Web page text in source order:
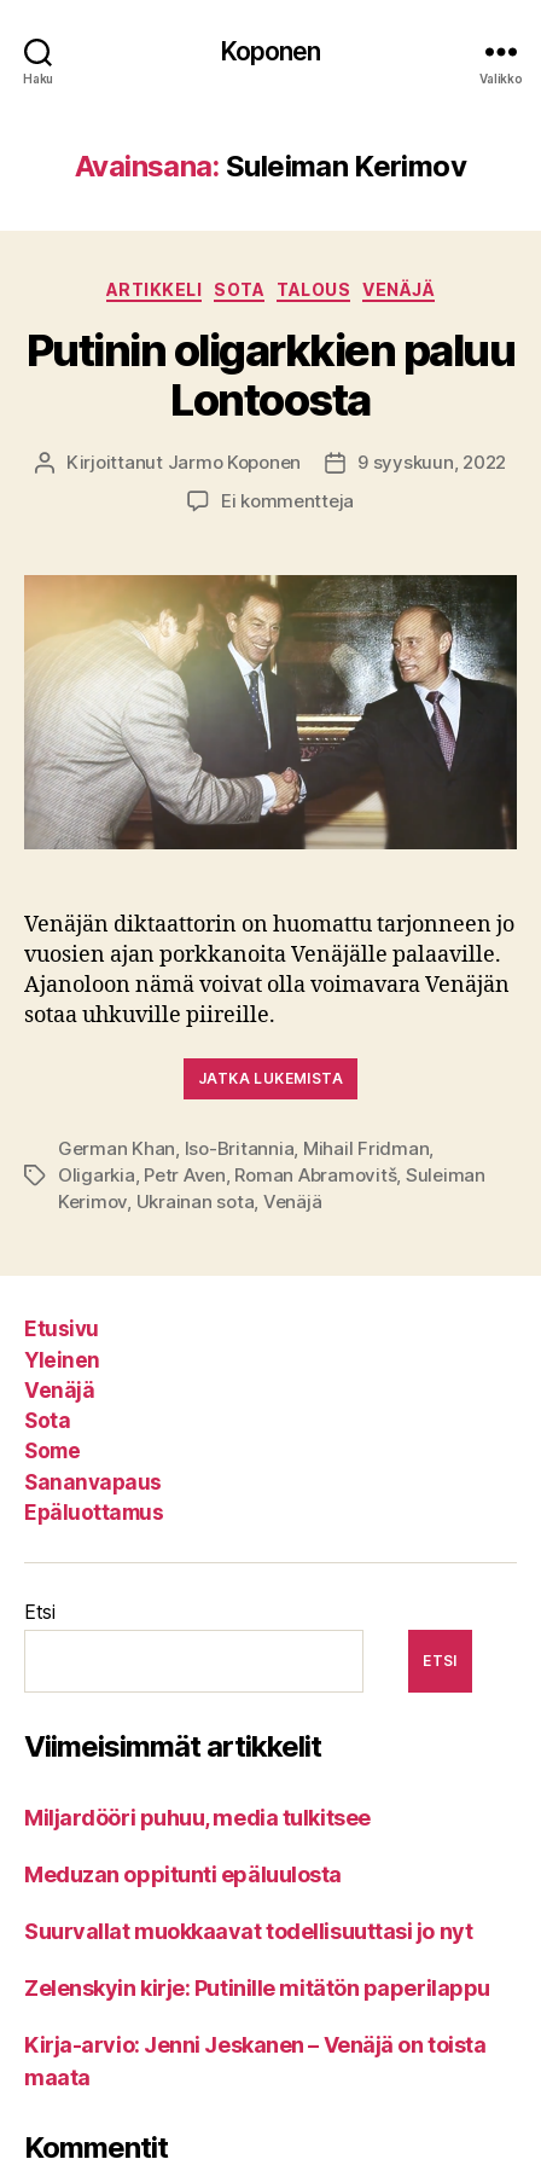
Haku
Koponen
Valikko
Avainsana: Suleiman Kerimov
Kategoriat
ARTIKKELI SOTA TALOUS VENÄJÄ
Putinin oligarkkien paluu
Lontoosta
Kirjoittaja
Kirjoittanut Jarmo Koponen Julkaisupäivämäärä
9 syyskuun, 2022
Ei kommentteja
paluu
Lontoosta
Venäjän diktaattorin on huomattu tarjonneen jo
vuosien ajan porkkanoita Venäjälle palaaville.
Ajanoloon nämä voivat olla voimavara Venäjän
sotaa uhkuville piireille.
JATKA LUKEMISTA
Avainsanat
German Khan, Iso-Britannia, Mihail Fridman,
Oligarkia, Petr Aven, Roman Abramovitš, Suleiman
Kerimov, Ukrainan sota, Venäjä
Etusivu
Yleinen
Venäjä
Sota
Some
Sananvapaus
Epäluottamus
Etsi
ETSI
Viimeisimmät artikkelit
Miljardööri puhuu, media tulkitsee
Meduzan oppitunti epäluulosta
Suurvallat muokkaavat todellisuuttasi jo nyt
Zelenskyin kirje: Putinille mitätön paperilappu
Kirja-arvio: Jenni Jeskanen – Venäjä on toista
maata
Kommentit